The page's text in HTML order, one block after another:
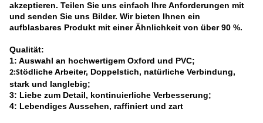
akzeptieren. Teilen Sie uns einfach Ihre Anforderungen mit
und senden Sie uns Bilder. Wir bieten Ihnen ein
aufblasbares Produkt mit einer Ähnlichkeit von über 90 %.
Qualität:
1: Auswahl an hochwertigem Oxford und PVC;
2:Stödliche Arbeiter, Doppelstich, natürliche Verbindung,
stark und langlebig;
3: Liebe zum Detail, kontinuierliche Verbesserung;
4: Lebendiges Aussehen, raffiniert und zart